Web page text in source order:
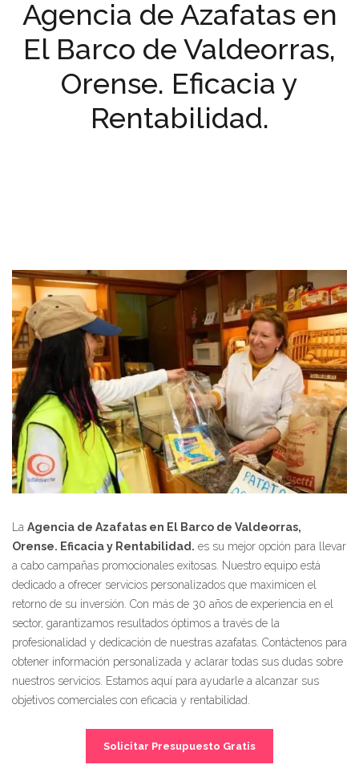
Agencia de Azafatas en
El Barco de Valdeorras,
Orense. Eficacia y
Rentabilidad.
La Agencia de Azafatas en El Barco de Valdeorras,
Orense. Eficacia y Rentabilidad. es su mejor opción para llevar
a cabo campañas promocionales exitosas. Nuestro equipo está
dedicado a ofrecer servicios personalizados que maximicen el
retorno de su inversión. Con más de 30 años de experiencia en el
sector, garantizamos resultados óptimos a través de la
profesionalidad y dedicación de nuestras azafatas. Contáctenos para
obtener información personalizada y aclarar todas sus dudas sobre
nuestros servicios. Estamos aquí para ayudarle a alcanzar sus
objetivos comerciales con eficacia y rentabilidad.
Solicitar Presupuesto Gratis